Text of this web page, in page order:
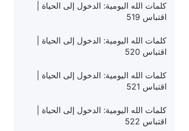
كلمات الله اليومية: الدخول إلى الحياة |
اقتباس 519
كلمات الله اليومية: الدخول إلى الحياة |
اقتباس 520
كلمات الله اليومية: الدخول إلى الحياة |
اقتباس 521
كلمات الله اليومية: الدخول إلى الحياة |
اقتباس 522